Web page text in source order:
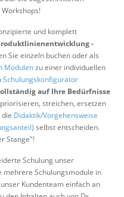
und komplett
-
Sie einzeln buchen oder als
Modulenzu einer individuellen
Schulungskonfigurator
auf Ihre Bedürfnisse
streichen, ersetzen
Didaktik/Vorgehensweise
selbst entscheiden.
Stange"!
Schulung unser
mehrere Schulungsmodule in
Kundenteam einfach an